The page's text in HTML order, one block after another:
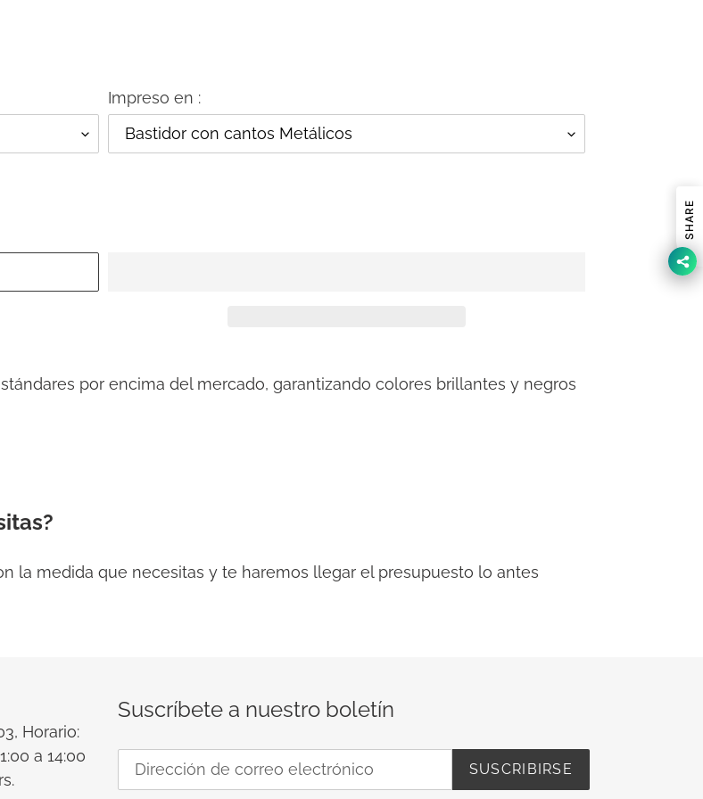
Impreso en :
por encima del mercado, garantizando colores brillantes y negros
la medida que necesitas y te haremos llegar el presupuesto lo antes
Horario:
a 14:00
Suscríbete a nuestro boletín
SUSCRIBIRSE
SHARE